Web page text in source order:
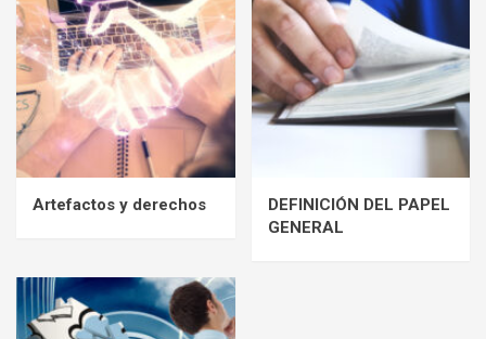
Artefactos y derechos
DEFINICIÓN DEL PAPEL
GENERAL